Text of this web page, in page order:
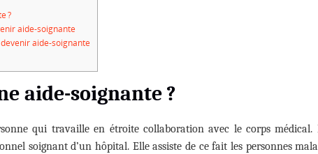
?
aide-soignante
aide-soignante
aide-soignante ?
qui travaille en étroite collaboration avec le corps
soignant d’un hôpital. Elle assiste de ce fait les personnes